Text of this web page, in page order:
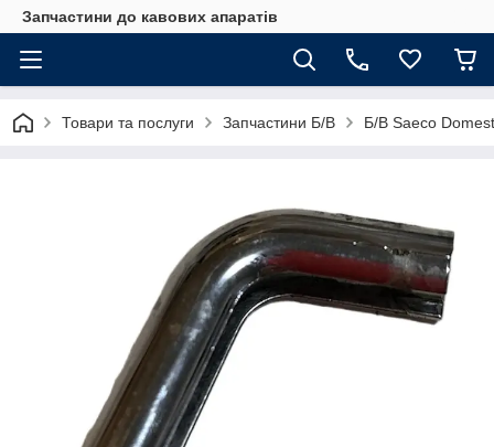
Запчастини до кавових апаратів
Товари та послуги Запчастини Б/В Б/В Saeco